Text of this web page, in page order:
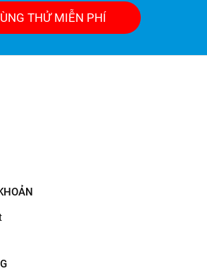
THỬ MIỄN PHÍ